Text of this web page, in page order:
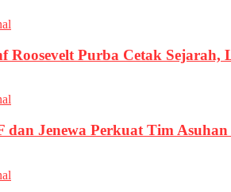
Roosevelt Purba Cetak
dan Jenewa Perkuat Tim